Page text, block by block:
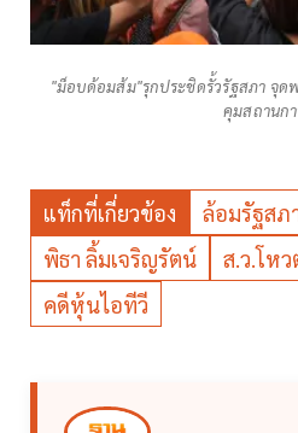
"ม็อบด้อมส้ม"รุกประชิดรั้วรัฐสภา จุด
คุมสถานก
แท็กที่เกี่ยวข้อง ล้อมรัฐสภ
พิธา ลิ้มเจริญรัตน์
ส.ว.โห
คดีหุ้นไอทีวี